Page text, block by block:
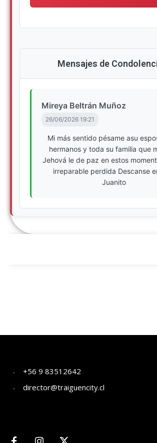
Mensajes de
Mireya Beltrán Muñoz
26/06/2026 19:21
Mi más sentido pésame asu
hermanos y toda su familia que
Jehová le de paz en estos
irreparable perdida Descanse
Juanito
+56 9 83512642
director@traiguencity.cl